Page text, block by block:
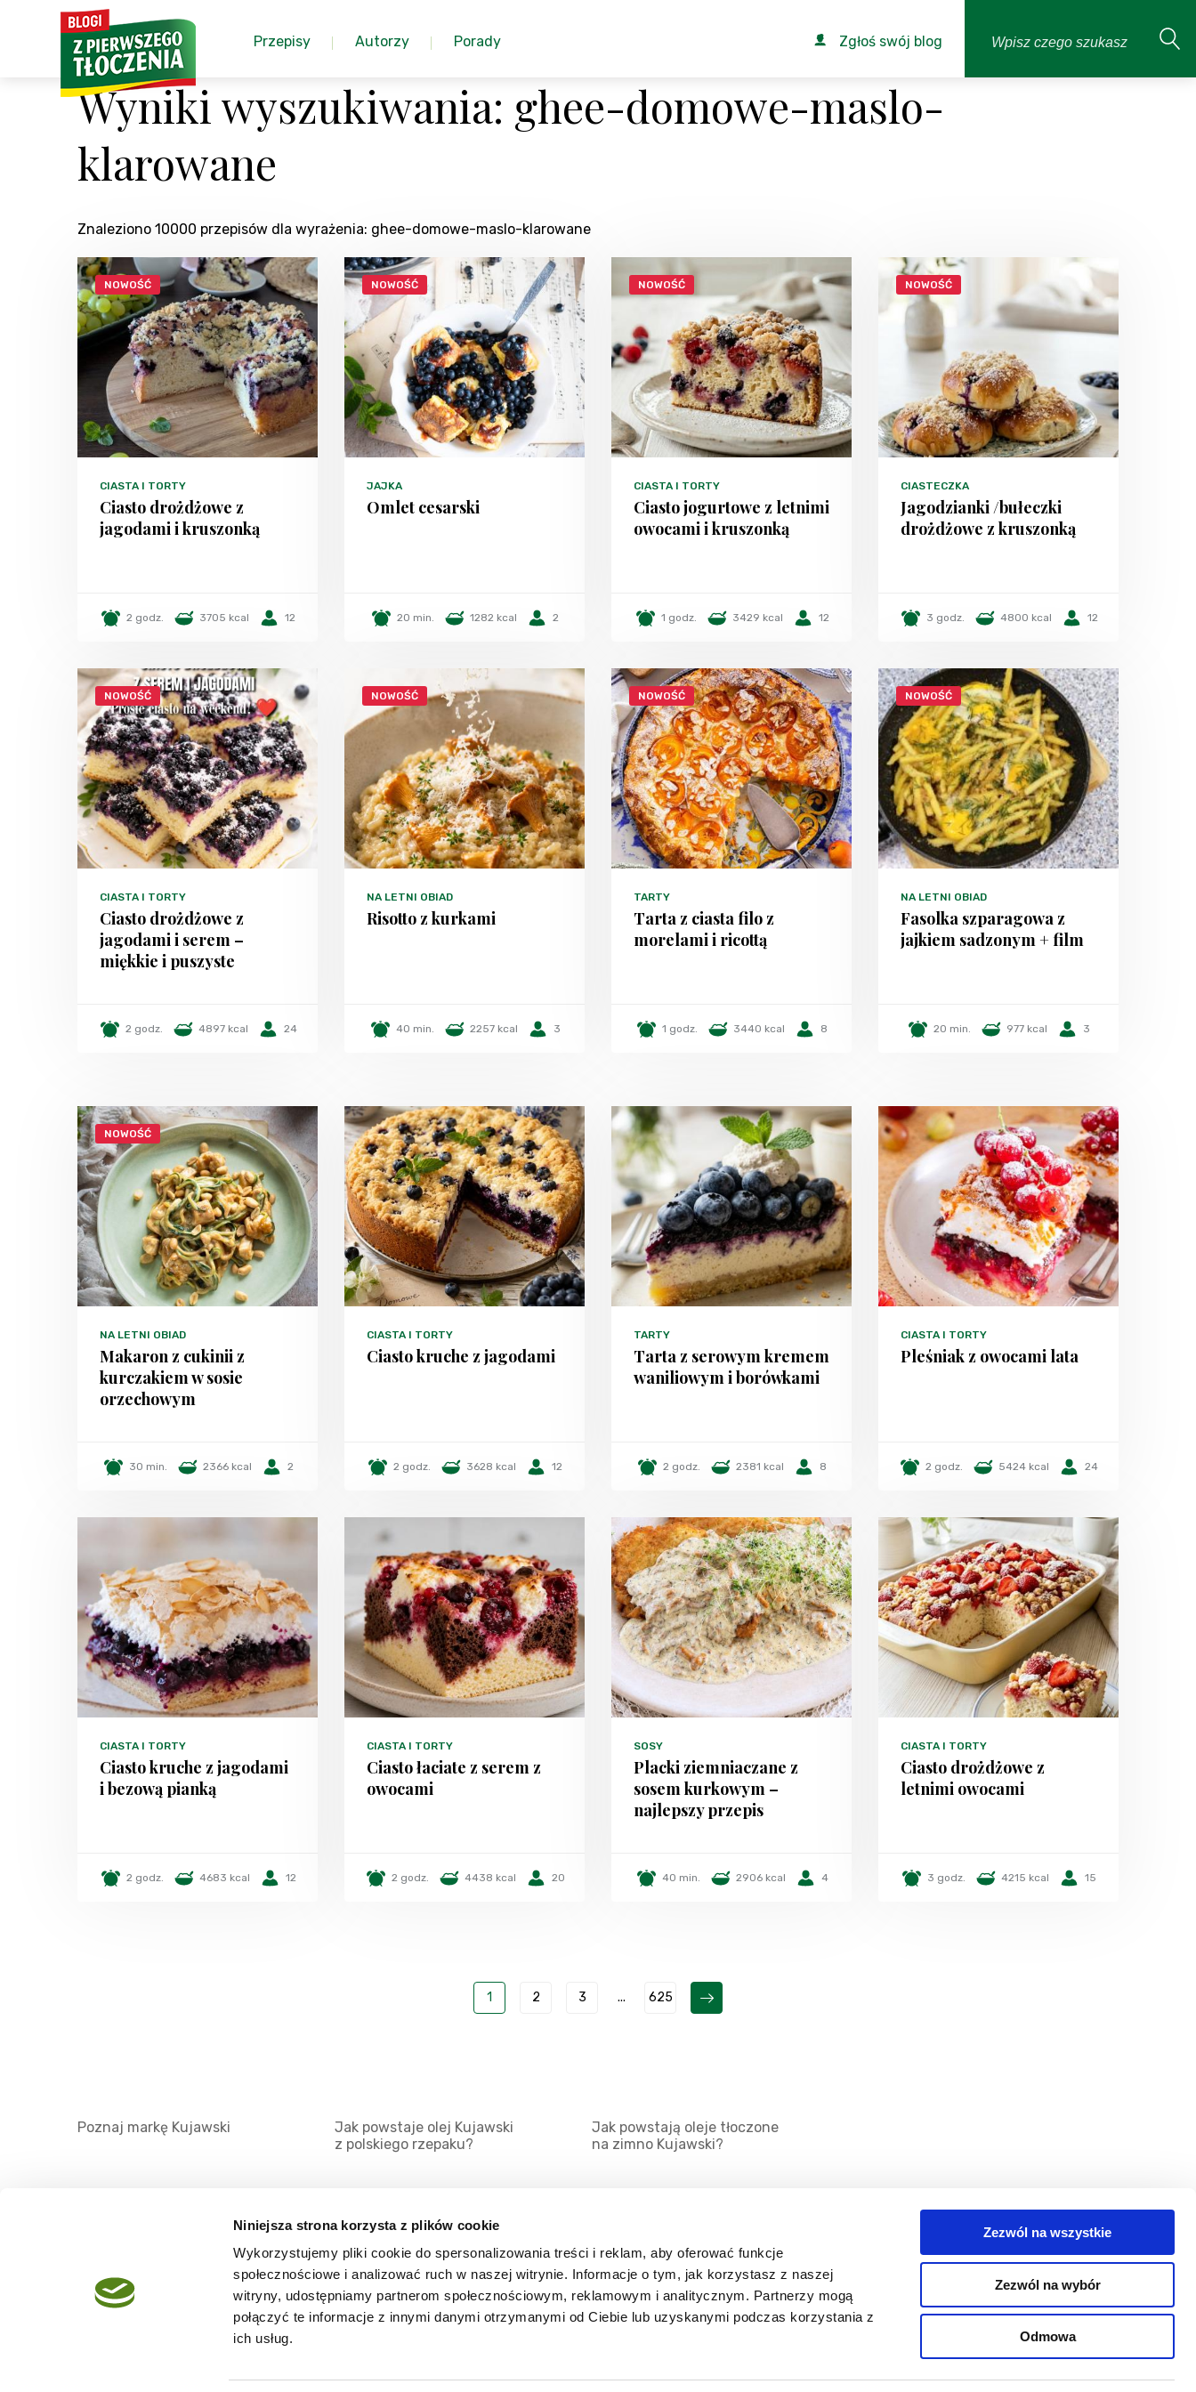
Niniejsza strona korzysta z plików cookie
Wykorzystujemy pliki cookie do spersonalizowania treści i reklam, aby oferować funkcje
społecznościowe i analizować ruch w naszej witrynie. Informacje o tym, jak korzystasz z naszej
witryny, udostępniamy partnerom społecznościowym, reklamowym i analitycznym. Partnerzy mogą
połączyć te informacje z innymi danymi otrzymanymi od Ciebie lub uzyskanymi podczas korzystania z
ich usług.
Zezwól na wszystkie
Zezwól na wybór
Odmowa
Przepisy Autorzy Porady Zgłoś swój blog
Wyniki wyszukiwania: ghee-domowe-maslo-
klarowane
Znaleziono 10000 przepisów dla wyrażenia: ghee-domowe-maslo-klarowane
NOWOŚĆ
CIASTA I TORTY
Ciasto drożdżowe z
jagodami i kruszonką
2 godz. 3705 kcal 12
NOWOŚĆ
JAJKA
Omlet cesarski
20 min. 1282 kcal 2
NOWOŚĆ
CIASTA I TORTY
Ciasto jogurtowe z letnimi
owocami i kruszonką
1 godz. 3429 kcal 12
NOWOŚĆ
CIASTECZKA
Jagodzianki /bułeczki
drożdżowe z kruszonką
3 godz. 4800 kcal 12
NOWOŚĆ
CIASTA I TORTY
Ciasto drożdżowe z
jagodami i serem –
miękkie i puszyste
2 godz. 4897 kcal 24
NOWOŚĆ
NA LETNI OBIAD
Risotto z kurkami
40 min. 2257 kcal 3
NOWOŚĆ
TARTY
Tarta z ciasta filo z
morelami i ricottą
1 godz. 3440 kcal 8
NOWOŚĆ
NA LETNI OBIAD
Fasolka szparagowa z
jajkiem sadzonym + film
20 min. 977 kcal 3
NOWOŚĆ
NA LETNI OBIAD
Makaron z cukinii z
kurczakiem w sosie
orzechowym
30 min. 2366 kcal 2
CIASTA I TORTY
Ciasto kruche z jagodami
2 godz. 3628 kcal 12
TARTY
Tarta z serowym kremem
waniliowym i borówkami
2 godz. 2381 kcal 8
CIASTA I TORTY
Pleśniak z owocami lata
2 godz. 5424 kcal 24
CIASTA I TORTY
Ciasto kruche z jagodami
i bezową pianką
2 godz. 4683 kcal 12
CIASTA I TORTY
Ciasto łaciate z serem z
owocami
2 godz. 4438 kcal 20
SOSY
Placki ziemniaczane z
sosem kurkowym –
najlepszy przepis
40 min. 2906 kcal 4
CIASTA I TORTY
Ciasto drożdżowe z
letnimi owocami
3 godz. 4215 kcal 15
1 2 3 ... 625
Poznaj markę Kujawski
Jak powstaje olej Kujawski
z polskiego rzepaku?
Jak powstają oleje tłoczone
na zimno Kujawski?
Regulamin
Mapa serwisu
Kanały RSS
Porady
Kategorie
Kontakt
Zaloguj się